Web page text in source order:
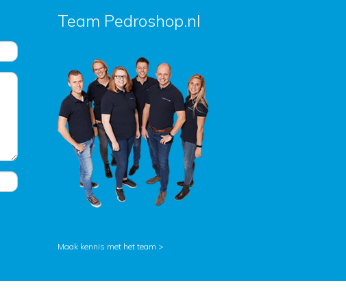
Team Pedroshop.nl
Maak kennis met het team >